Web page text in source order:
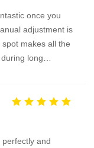
once you
adjustment is
makes all the
long
correctly. The
finding that
No more eye
recommend
and